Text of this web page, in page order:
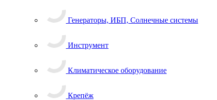
Генераторы, ИБП, Солнечные системы
Инструмент
Климатическое оборудование
Крепёж